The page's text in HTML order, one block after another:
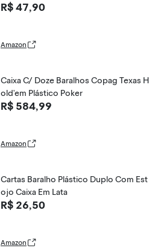
R$ 47,90
Amazon
Caixa C/ Doze Baralhos Copag Texas H
old'em Plástico Poker
R$ 584,99
Amazon
Cartas Baralho Plástico Duplo Com Est
ojo Caixa Em Lata
R$ 26,50
Amazon